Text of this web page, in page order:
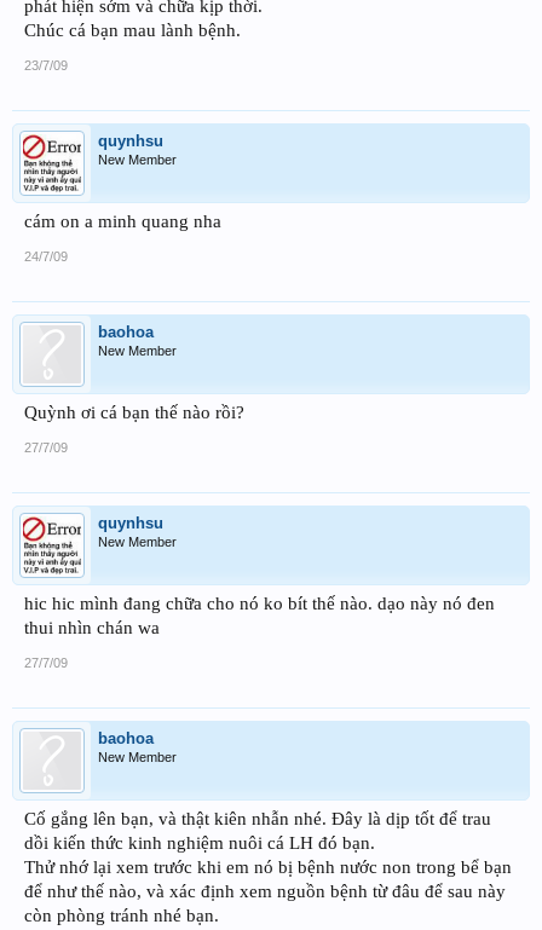
phát hiện sớm và chữa kịp thời.
Chúc cá bạn mau lành bệnh.
23/7/09
quynhsu
New Member
cám on a minh quang nha
24/7/09
baohoa
New Member
Quỳnh ơi cá bạn thế nào rồi?
27/7/09
quynhsu
New Member
hic hic mình đang chữa cho nó ko bít thế nào. dạo này nó đen
thui nhìn chán wa
27/7/09
baohoa
New Member
Cố gắng lên bạn, và thật kiên nhẫn nhé. Đây là dịp tốt để trau
dồi kiến thức kinh nghiệm nuôi cá LH đó bạn.
Thử nhớ lại xem trước khi em nó bị bệnh nước non trong bể bạn
để như thế nào, và xác định xem nguồn bệnh từ đâu để sau này
còn phòng tránh nhé bạn.